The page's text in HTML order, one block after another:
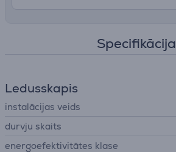
Specifikācija
Ledusskapis
instalācijas veids
durvju skaits
energoefektivitātes klase